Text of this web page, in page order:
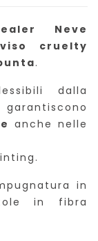
Neve
cruelty
.
dalla
anche nelle
in
in fibra